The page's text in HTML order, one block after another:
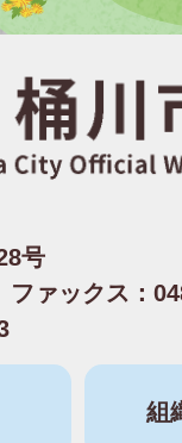
号
ァックス：
組